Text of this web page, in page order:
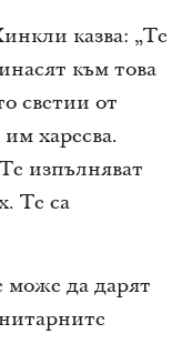
казва: „Те
към това
светии от
харесва.
изпълняват
Те са
може да дарят